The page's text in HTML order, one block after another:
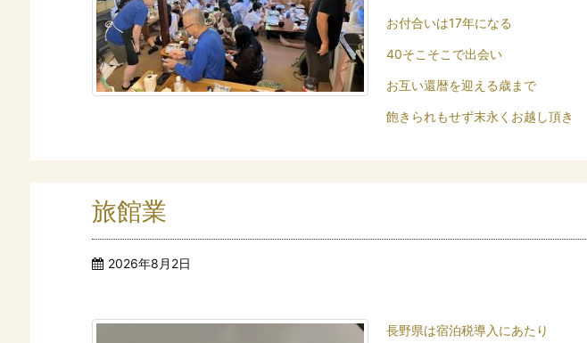
お付合いは17年になる
40そこそこで出会い
お互い還暦を迎える歳まで
飽きられもせず末永くお越し頂き
旅館業
2026年8月2日
長野県は宿泊税導入にあたり